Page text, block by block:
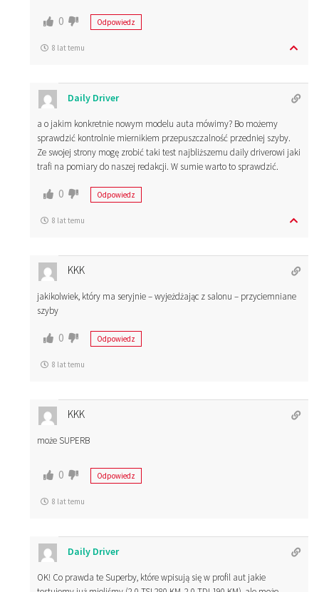
0 Odpowiedz
8 lat temu
Daily Driver
a o jakim konkretnie nowym modelu auta mówimy? Bo możemy
sprawdzić kontrolnie miernikiem przepuszczalność przedniej szyby.
Ze swojej strony mogę zrobić taki test najbliższemu daily driverowi jaki
trafi na pomiary do naszej redakcji. W sumie warto to sprawdzić.
0 Odpowiedz
8 lat temu
KKK
jakikolwiek, który ma seryjnie – wyjeżdżając z salonu – przyciemniane
szyby
0 Odpowiedz
8 lat temu
KKK
może SUPERB
0 Odpowiedz
8 lat temu
Daily Driver
OK! Co prawda te Superby, które wpisują się w profil aut jakie